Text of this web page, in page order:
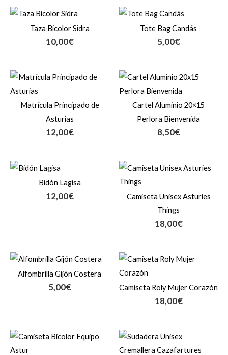
Taza Bicolor Sidra
10,00€
Tote Bag Candás
5,00€
Matrícula Principado de
Asturias
12,00€
Cartel Aluminio 20×15
Perlora Bienvenida
8,50€
Bidón Lagisa
12,00€
Camiseta Unisex Asturies
Things
18,00€
Alfombrilla Gijón Costera
5,00€ Camiseta Roly Mujer Corazón
18,00€